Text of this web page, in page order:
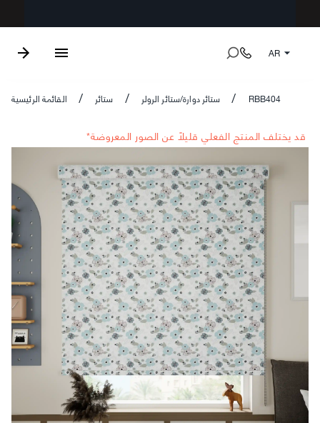
AR
القائمة الرئيسية / ستائر / ستائر دوارة/ستائر الرولر / RBB404
*قد يختلف المنتج الفعلي قليلاً عن الصور المعروضة